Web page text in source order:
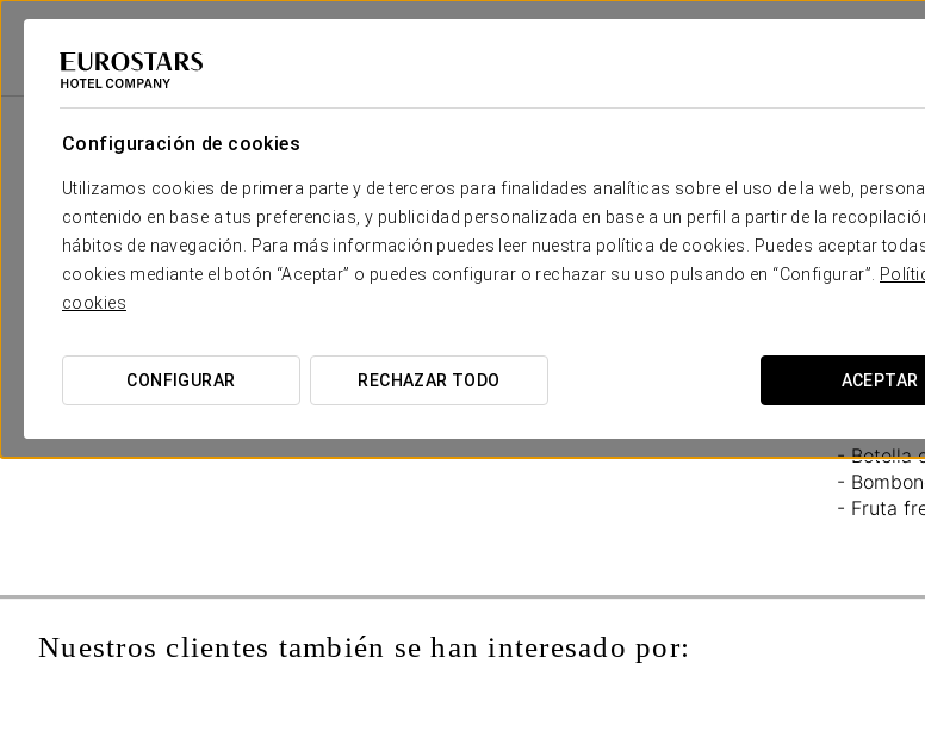
Configuración de cookies
Utilizamos cookies de primera parte y de terceros para finalidades analíticas sobre el uso de la web,
contenido en base a tus preferencias, y publicidad personalizada en base a un perfil a partir de la
hábitos de navegación. Para más información puedes leer nuestra política de cookies. Puedes aceptar
cookies mediante el botón “Aceptar” o puedes configurar o rechazar su uso pulsando en “Configurar”.
cookies
CONFIGURAR RECHAZAR TODO ACEPTAR
Eurostars Hotel Company
Para
No
únicos
merecéis
Incluye:
- Late
- Botella
-
- Fruta
Nuestros clientes también se han interesado por: